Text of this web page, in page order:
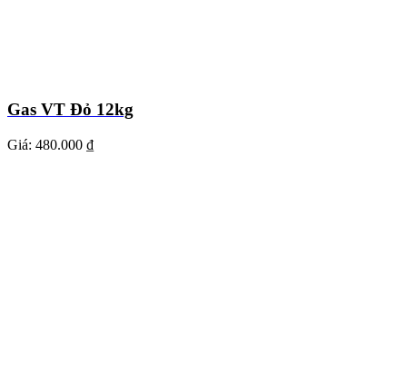
Gas VT Đỏ 12kg
Giá: 480.000 ₫